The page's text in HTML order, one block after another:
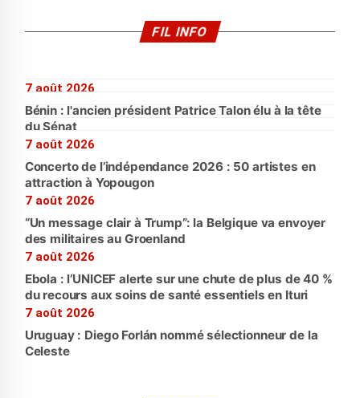
FIL INFO
7 août 2026
Bénin : l'ancien président Patrice Talon élu à la tête
du Sénat
7 août 2026
Concerto de l’indépendance 2026 : 50 artistes en
attraction à Yopougon
7 août 2026
“Un message clair à Trump”: la Belgique va envoyer
des militaires au Groenland
7 août 2026
Ebola : l’UNICEF alerte sur une chute de plus de 40 %
du recours aux soins de santé essentiels en Ituri
7 août 2026
Uruguay : Diego Forlán nommé sélectionneur de la
Celeste